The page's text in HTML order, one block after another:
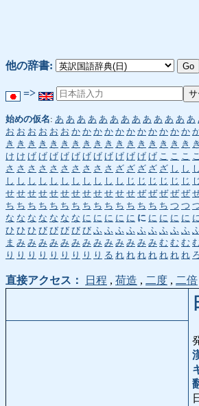
他の辞書:
=>
始めの仮名: あ あ あ あ あ あ あ あ あ あ あ あ あ
お お お お お お か か か か か か か か か か か
き き き き き き き き き き き き き き き き き き
け け げ げ げ げ げ げ げ げ げ げ げ げ こ こ こ こ
さ さ さ さ さ さ さ さ さ さ ざ ざ ざ ざ ざ し し し
し し し し し し し し し し し じ じ じ じ じ じ じ
せ せ せ せ せ せ せ せ せ せ せ せ ぜ ぜ ぜ ぜ ぜ
ち ち ち ち ち ち ち ち ち ち ち ち ち ち ち つ つ
な な な な な な な に に に に に に に に に に に
ひ ひ ひ び び び び び ふ ふ ふ ふ ふ ふ ふ ふ ふ
ま み み み み み み み み み み み み み む む む
り り り り り り り り り る れ れ れ れ れ れ れ
直接アクセス： 日程 , 荷造 , 二度 , 二倍